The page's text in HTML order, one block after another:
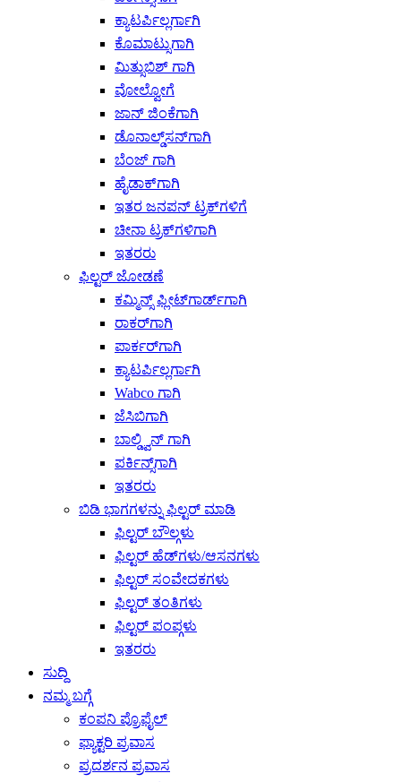
ಕ್ಯಾಟರ್ಪಿಲ್ಲರ್ಗಾಗಿ
ಕೊಮಾಟ್ಸುಗಾಗಿ
ಮಿತ್ಸುಬಿಶ್ ಗಾಗಿ
ವೋಲ್ವೋಗೆ
ಜಾನ್ ಜಿಂಕೆಗಾಗಿ
ಡೊನಾಲ್ಡ್‌ಸನ್‌ಗಾಗಿ
ಬೆಂಜ್ ಗಾಗಿ
ಹೈಡಾಕ್‌ಗಾಗಿ
ಇತರ ಜನಪನ್ ಟ್ರಕ್‌ಗಳಿಗೆ
ಚೀನಾ ಟ್ರಕ್‌ಗಳಿಗಾಗಿ
ಇತರರು
ಫಿಲ್ಟರ್ ಜೋಡಣೆ
ಕಮ್ಮಿನ್ಸ್ ಫ್ಲೀಟ್‌ಗಾರ್ಡ್‌ಗಾಗಿ
ರಾಕರ್‌ಗಾಗಿ
ಪಾರ್ಕರ್‌ಗಾಗಿ
ಕ್ಯಾಟರ್ಪಿಲ್ಲರ್ಗಾಗಿ
Wabco ಗಾಗಿ
ಜೆಸಿಬಿಗಾಗಿ
ಬಾಲ್ಡ್ವಿನ್ ಗಾಗಿ
ಪರ್ಕಿನ್ಸ್‌ಗಾಗಿ
ಇತರರು
ಬಿಡಿ ಭಾಗಗಳನ್ನು ಫಿಲ್ಟರ್ ಮಾಡಿ
ಫಿಲ್ಟರ್ ಬೌಲ್ಗಳು
ಫಿಲ್ಟರ್ ಹೆಡ್‌ಗಳು/ಆಸನಗಳು
ಫಿಲ್ಟರ್ ಸಂವೇದಕಗಳು
ಫಿಲ್ಟರ್ ತಂತಿಗಳು
ಫಿಲ್ಟರ್ ಪಂಪ್ಗಳು
ಇತರರು
ಸುದ್ದಿ
ನಮ್ಮ ಬಗ್ಗೆ
ಕಂಪನಿ ಪ್ರೊಫೈಲ್
ಫ್ಯಾಕ್ಟರಿ ಪ್ರವಾಸ
ಪ್ರದರ್ಶನ ಪ್ರವಾಸ